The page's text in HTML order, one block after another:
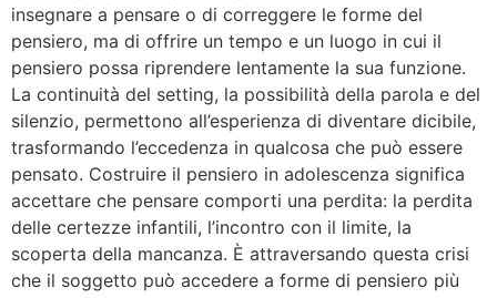
insegnare a pensare o di correggere le forme del
pensiero, ma di offrire un tempo e un luogo in cui il
pensiero possa riprendere lentamente la sua funzione.
La continuità del setting, la possibilità della parola e del
silenzio, permettono all’esperienza di diventare dicibile,
trasformando l’eccedenza in qualcosa che può essere
pensato. Costruire il pensiero in adolescenza significa
accettare che pensare comporti una perdita: la perdita
delle certezze infantili, l’incontro con il limite, la
scoperta della mancanza. È attraversando questa crisi
che il soggetto può accedere a forme di pensiero più